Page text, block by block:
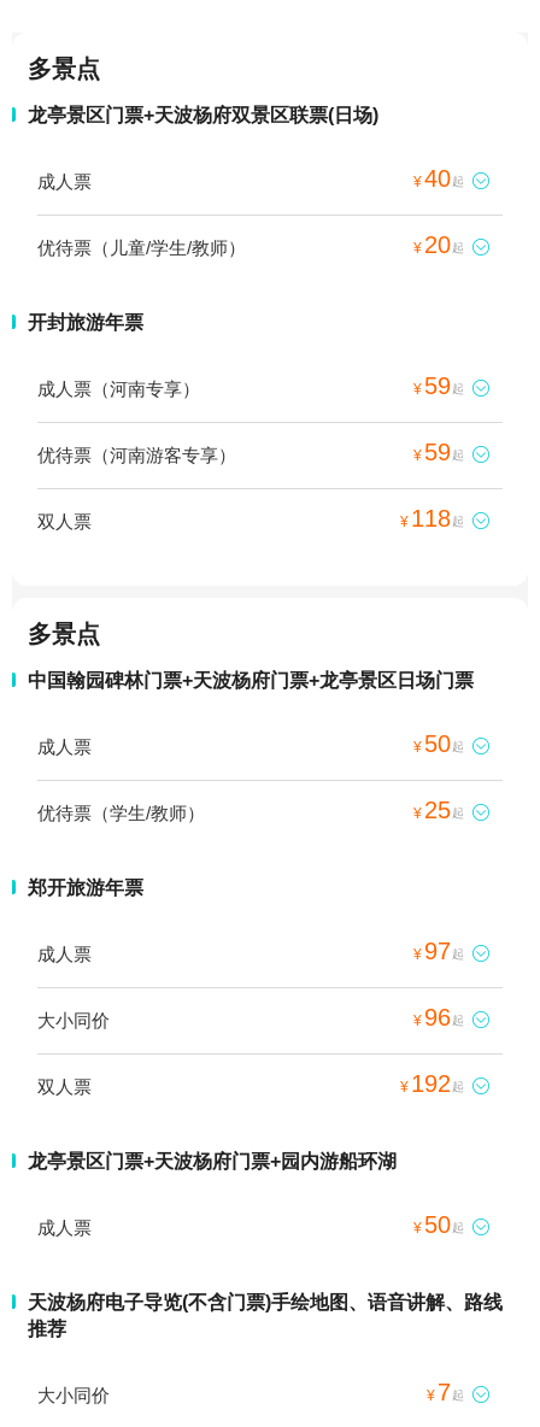
多景点
龙亭景区门票+天波杨府双景区联票(日场)
成人票 ¥40起 
优待票（儿童/学生/教师） ¥ 20起 
开封旅游年票
成人票（河南专享） ¥ 59起 
优待票（河南游客专享） ¥ 59起 
双人票 ¥ 118起 
多景点
中国翰园碑林门票+天波杨府门票+龙亭景区日场门票
成人票 ¥ 50起 
优待票（学生/教师） ¥ 25起 
郑开旅游年票
成人票 ¥ 97起 
大小同价 ¥ 96起 
双人票 ¥ 192 起 
龙亭景区门票+天波杨府门票+园内游船环湖
成人票 ¥ 50起 
天波杨府电子导览(不含门票)手绘地图、语音讲解、路线
推荐
大小同价 ¥ 7起 